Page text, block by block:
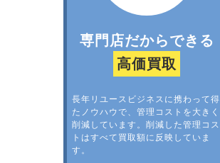
専門店だからできる
高価買取
長年リユースビジネスに携わって得
たノウハウで、管理コストを大きく
削減しています。削減した管理コス
トはすべて買取額に反映していま
す。